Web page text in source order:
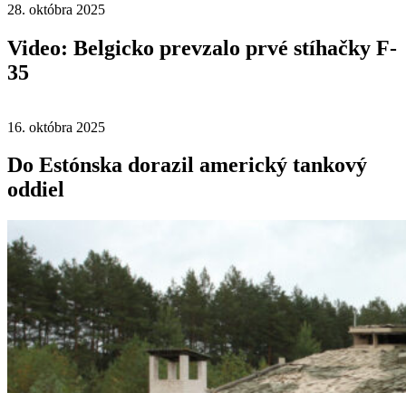
28. októbra 2025
Video: Belgicko prevzalo prvé stíhačky F-
35
16. októbra 2025
Do Estónska dorazil americký tankový
oddiel